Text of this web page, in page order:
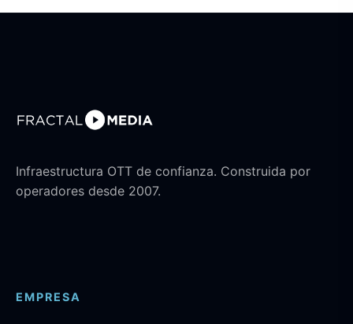
Infraestructura OTT de confianza. Construida por
operadores desde 2007.
EMPRESA